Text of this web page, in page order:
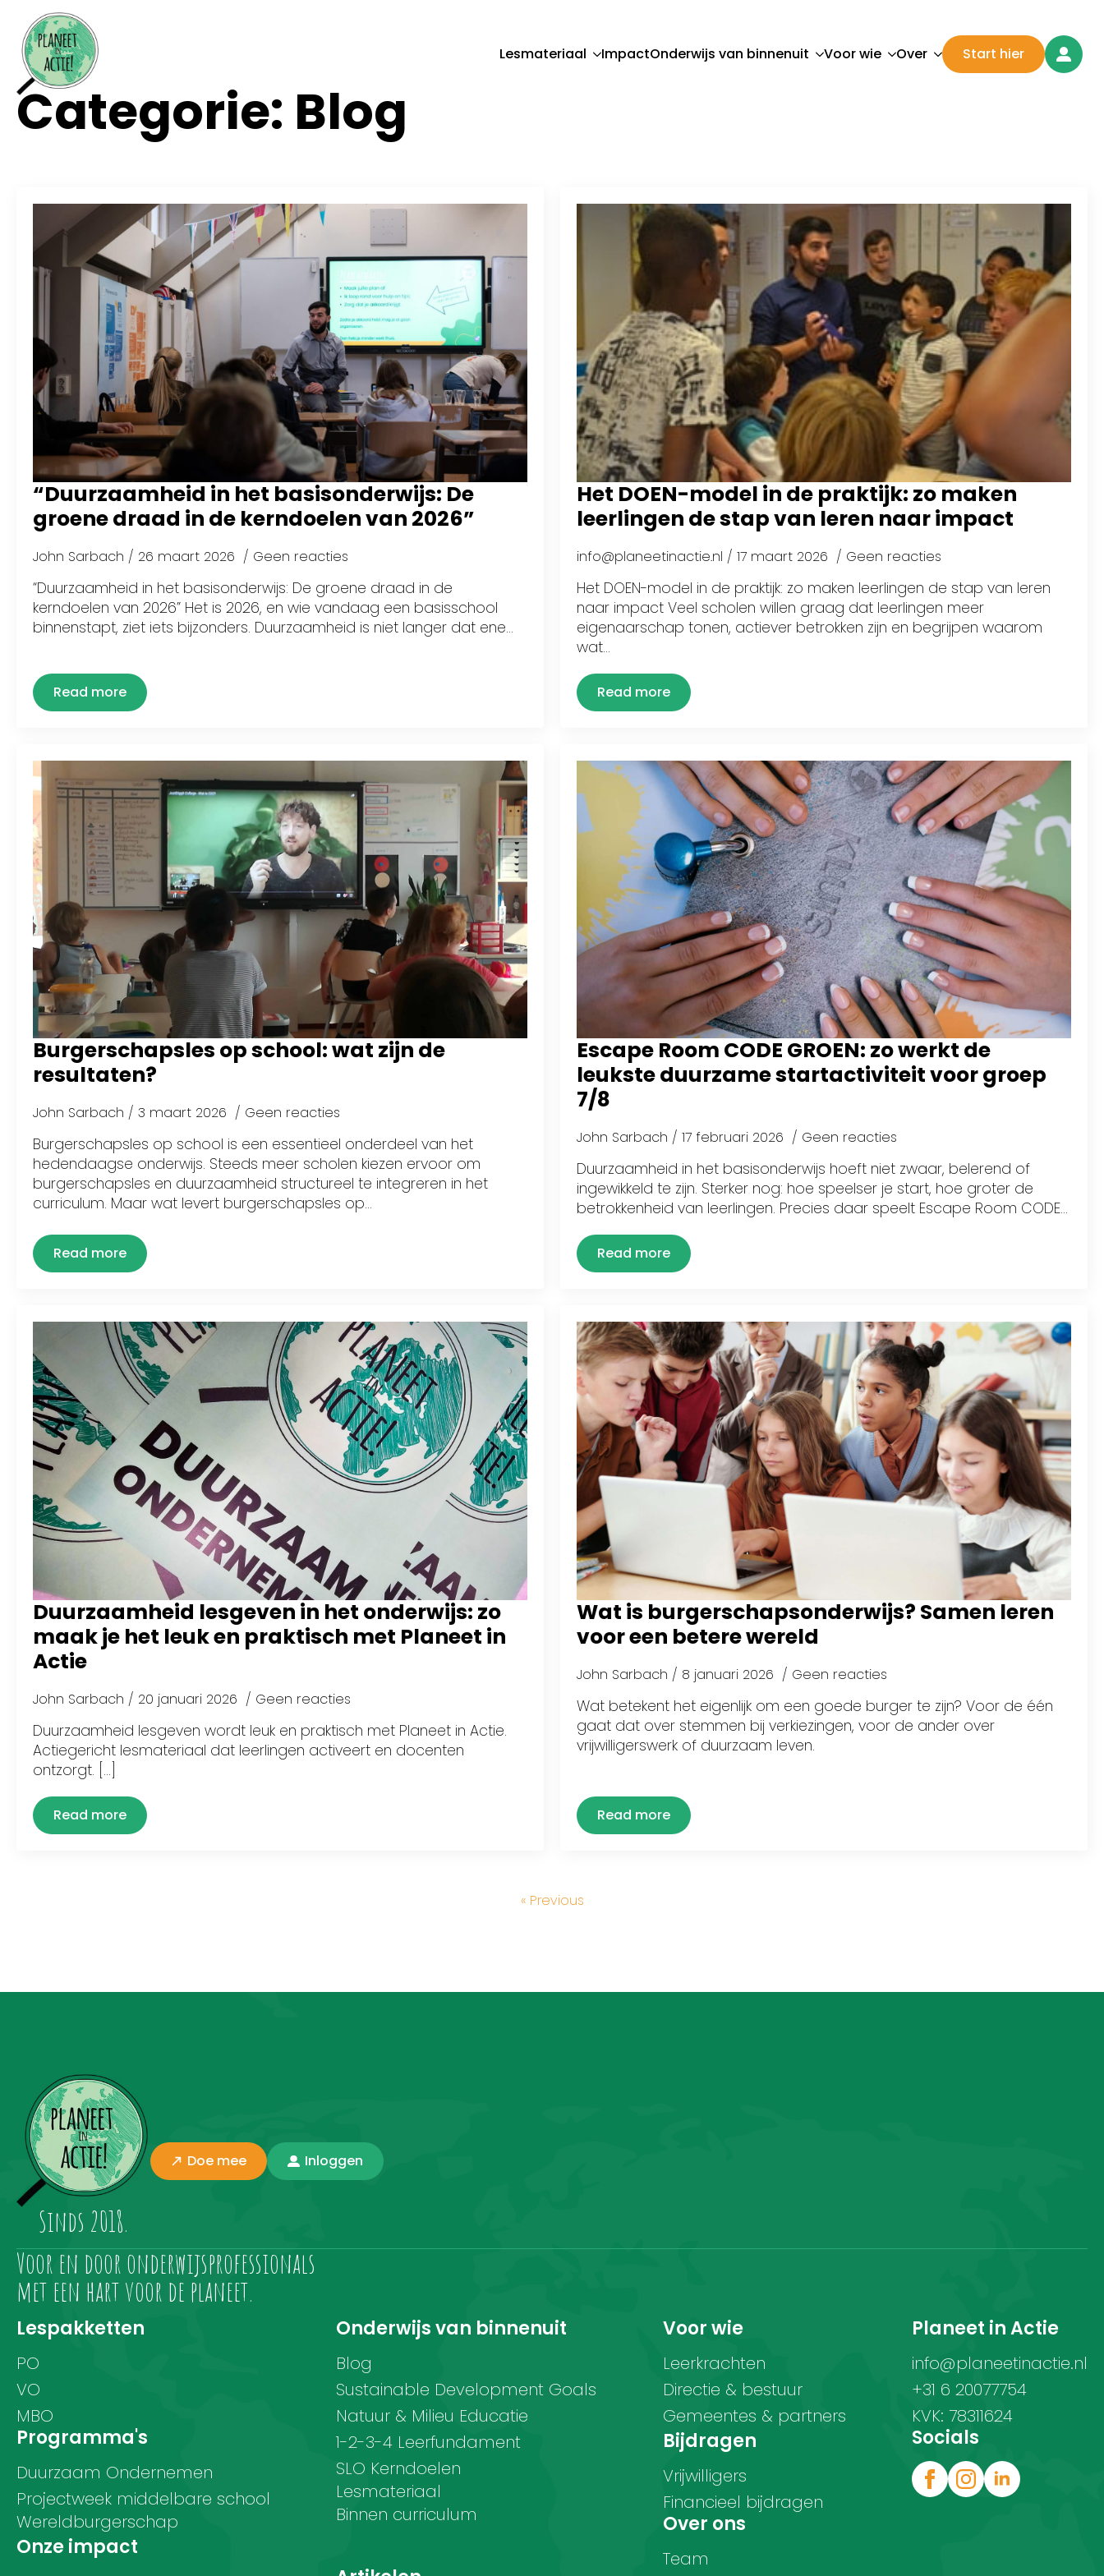
Lesmateriaal ImpactOnderwijs van binnenuit Voor wie Over Start hier
Categorie: Blog
“Duurzaamheid in het basisonderwijs: De
groene draad in de kerndoelen van 2026”
John Sarbach 26 maart 2026 Geen reacties
“Duurzaamheid in het basisonderwijs: De groene draad in de
kerndoelen van 2026” Het is 2026, en wie vandaag een basisschool
binnenstapt, ziet iets bijzonders. Duurzaamheid is niet langer dat ene…
Read more
Het DOEN-model in de praktijk: zo maken
leerlingen de stap van leren naar impact
info@planeetinactie.nl 17 maart 2026 Geen reacties
Het DOEN-model in de praktijk: zo maken leerlingen de stap van leren
naar impact Veel scholen willen graag dat leerlingen meer
eigenaarschap tonen, actiever betrokken zijn en begrijpen waarom
wat…
Read more
Burgerschapsles op school: wat zijn de
resultaten?
John Sarbach 3 maart 2026 Geen reacties
Burgerschapsles op school is een essentieel onderdeel van het
hedendaagse onderwijs. Steeds meer scholen kiezen ervoor om
burgerschapsles en duurzaamheid structureel te integreren in het
curriculum. Maar wat levert burgerschapsles op…
Read more
Escape Room CODE GROEN: zo werkt de
leukste duurzame startactiviteit voor groep
7/8
John Sarbach 17 februari 2026 Geen reacties
Duurzaamheid in het basisonderwijs hoeft niet zwaar, belerend of
ingewikkeld te zijn. Sterker nog: hoe speelser je start, hoe groter de
betrokkenheid van leerlingen. Precies daar speelt Escape Room CODE…
Read more
Duurzaamheid lesgeven in het onderwijs: zo
maak je het leuk en praktisch met Planeet in
Actie
John Sarbach 20 januari 2026 Geen reacties
Duurzaamheid lesgeven wordt leuk en praktisch met Planeet in Actie.
Actiegericht lesmateriaal dat leerlingen activeert en docenten
ontzorgt. [...]
Read more
Wat is burgerschapsonderwijs? Samen leren
voor een betere wereld
John Sarbach 8 januari 2026 Geen reacties
Wat betekent het eigenlijk om een goede burger te zijn? Voor de één
gaat dat over stemmen bij verkiezingen, voor de ander over
vrijwilligerswerk of duurzaam leven.
Read more
« Previous
Sinds 2018.
Doe mee Inloggen
Voor en door onderwijsprofessionals
met een hart voor de planeet.
Lespakketten
PO
VO
MBO
Programma's
Duurzaam Ondernemen
Projectweek middelbare school
Wereldburgerschap
Onze impact
Onderwijs van binnenuit
Blog
Sustainable Development Goals
Natuur & Milieu Educatie
1-2-3-4 Leerfundament
SLO Kerndoelen
Lesmateriaal
Binnen curriculum
Voor wie
Leerkrachten
Directie & bestuur
Gemeentes & partners
Bijdragen
Vrijwilligers
Financieel bijdragen
Over ons
Team
Planeet in Actie
info@planeetinactie.nl
+31 6 20077754
KVK: 78311624
Socials